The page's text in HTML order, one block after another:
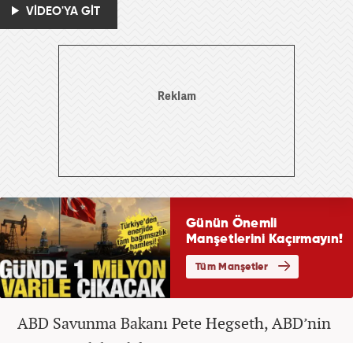
VİDEO'YA GİT
ABD Savunma Bakanı Pete Hegseth, ABD’nin